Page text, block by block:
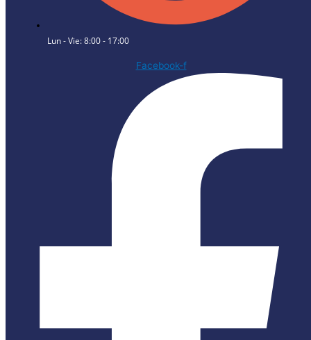
Lun - Vie: 8:00 - 17:00
Facebook-f